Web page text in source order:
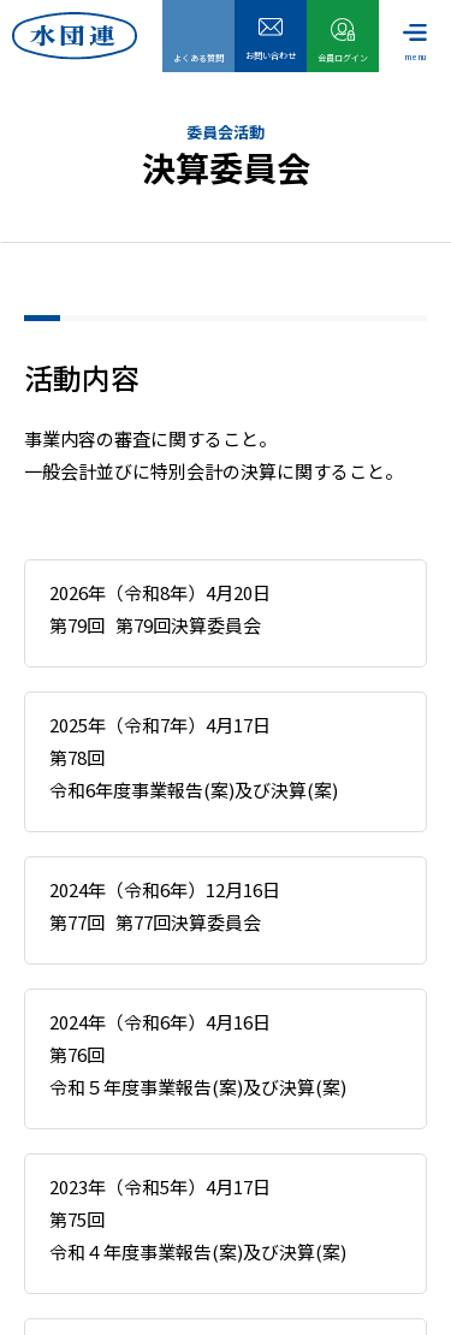
よくある質問 お問い合わせ 会員ログイン menu
委員会活動
決算委員会
活動内容
事業内容の審査に関すること。
一般会計並びに特別会計の決算に関すること。
2026年（令和8年）4月20日
第79回 第79回決算委員会
2025年（令和7年）4月17日
第78回
令和6年度事業報告(案)及び決算(案)
2024年（令和6年）12月16日
第77回 第77回決算委員会
2024年（令和6年）4月16日
第76回
令和５年度事業報告(案)及び決算(案)
2023年（令和5年）4月17日
第75回
令和４年度事業報告(案)及び決算(案)